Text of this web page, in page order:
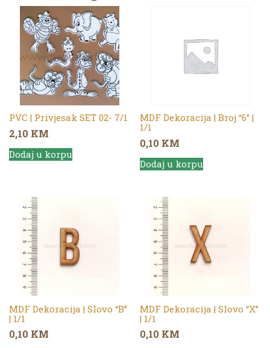
PVC | Privjesak SET 02- 7/1
2,10 KM
Dodaj u korpu
MDF Dekoracija | Broj “6” |
1/1
0,10 KM
Dodaj u korpu
MDF Dekoracija | Slovo “B”
| 1/1
0,10 KM
MDF Dekoracija | Slovo “X”
| 1/1
0,10 KM